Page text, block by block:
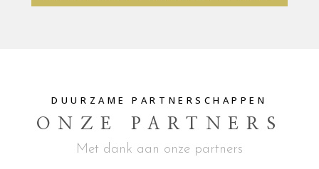
DUURZAME PARTNERSCHAPPEN
ONZE PARTNERS
Met dank aan onze partners